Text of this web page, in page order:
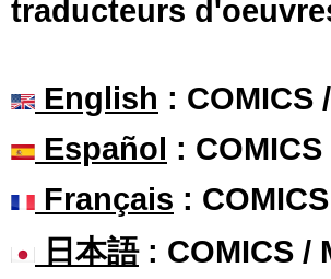
traducteurs
English : COMICS
Español :
Français :
日本語: COMICS /